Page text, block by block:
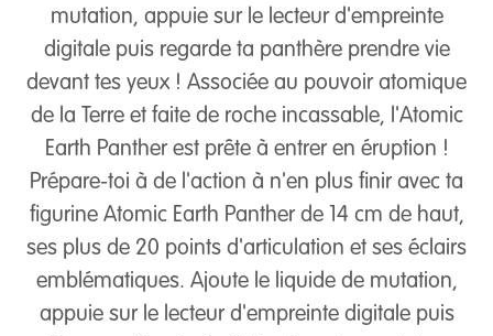
mutation, appuie sur le lecteur d'empreinte
digitale puis regarde ta panthère prendre vie
devant tes yeux ! Associée au pouvoir atomique
de la Terre et faite de roche incassable, l'Atomic
Earth Panther est prête à entrer en éruption !
Prépare-toi à de l'action à n'en plus finir avec ta
figurine Atomic Earth Panther de 14 cm de haut,
ses plus de 20 points d'articulation et ses éclairs
emblématiques. Ajoute le liquide de mutation,
appuie sur le lecteur d'empreinte digitale puis